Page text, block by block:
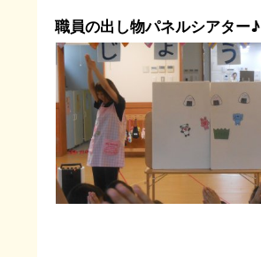
職員の出し物パネルシアター♪